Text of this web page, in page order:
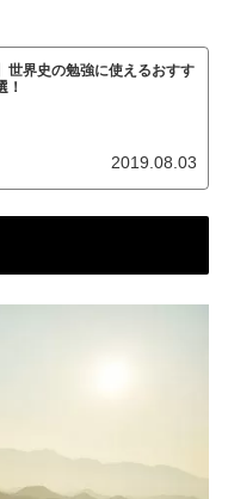
世界史の勉強に使えるおすす
2019.08.03